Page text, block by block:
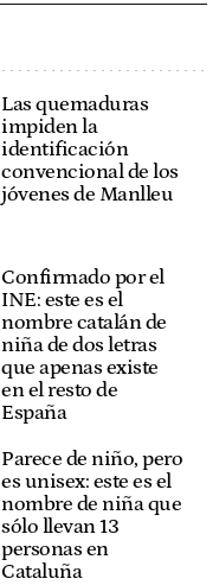
Las quemaduras
impiden la
identificación
convencional de los
jóvenes de Manlleu
Confirmado por el
INE: este es el
nombre catalán de
niña de dos letras
que apenas existe
en el resto de
España
Parece de niño, pero
es unisex: este es el
nombre de niña que
sólo llevan 13
personas en
Cataluña